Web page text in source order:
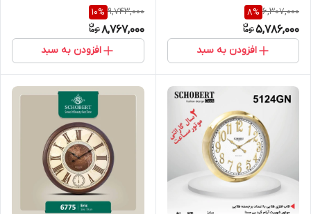
6,307,000
8%
5,786,000
افزودن به سبد
9,743,000
10%
8,767,000
افزودن به سبد